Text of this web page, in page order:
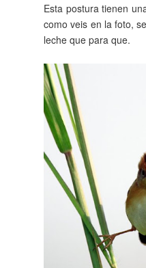
Esta postura tienen
como veis en la foto,
leche que para que.